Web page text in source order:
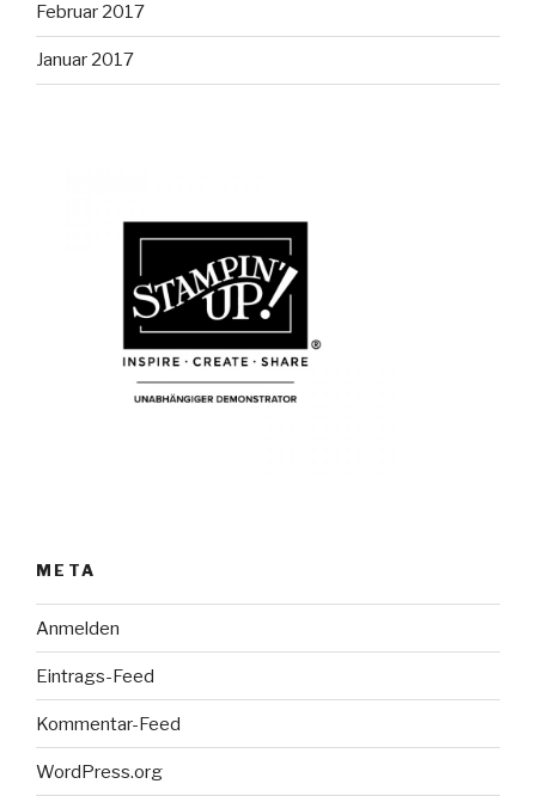
Februar 2017
Januar 2017
META
Anmelden
Eintrags-Feed
Kommentar-Feed
WordPress.org